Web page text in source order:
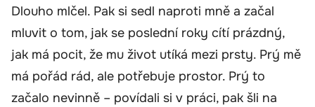
Dlouho mlčel. Pak si sedl naproti mně a začal
mluvit o tom, jak se poslední roky cítí prázdný,
jak má pocit, že mu život utíká mezi prsty. Prý mě
má pořád rád, ale potřebuje prostor. Prý to
začalo nevinně – povídali si v práci, pak šli na